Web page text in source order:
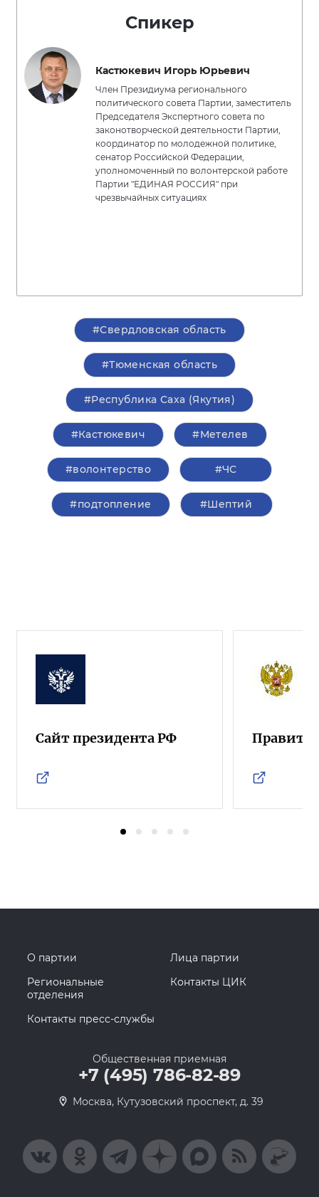
Спикер
Кастюкевич Игорь Юрьевич
Член Президиума регионального
политического совета Партии, заместитель
Председателя Экспертного совета по
законотворческой деятельности Партии,
координатор по молодежной политике,
сенатор Российской Федерации,
уполномоченный по волонтерской работе
Партии "ЕДИНАЯ РОССИЯ" при
чрезвычайных ситуациях
#Свердловская область
#Тюменская область
#Республика Саха (Якутия)
#Кастюкевич #Метелев
#волонтерство #ЧС
#подтопление #Шептий
Сайт президента РФ
О партии
Лица партии
Региональные
отделения
Контакты ЦИК
Контакты пресс-службы
Общественная приемная
+7 (495) 786-82-89
Москва, Кутузовский проспект, д. 39